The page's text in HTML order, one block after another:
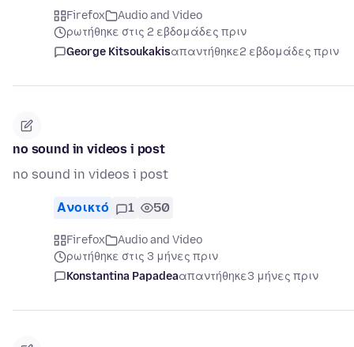
Firefox
Audio and Video
ρωτήθηκε στις 2 εβδομάδες πριν
George Kitsoukakisαπαντήθηκε2 εβδομάδες πριν
no sound in videos i post
no sound in videos i post
Ανοικτό 1 50
Firefox
Audio and Video
ρωτήθηκε στις 3 μήνες πριν
Konstantina Papadeaαπαντήθηκε3 μήνες πριν